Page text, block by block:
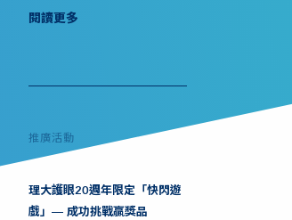
閱讀更多
推廣活動
理大護眼20週年限定「快閃遊
戲」— 成功挑戰贏獎品